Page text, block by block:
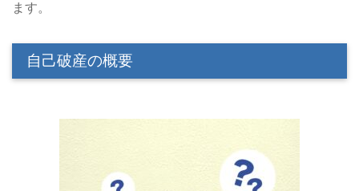
ます。
自己破産の概要